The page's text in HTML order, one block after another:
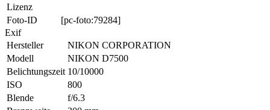
Lizenz
Foto-ID
[pc-foto:79284]
Exif
Hersteller
NIKON CORPORATION
Modell
NIKON D7500
Belichtungszeit 10/10000
ISO
800
Blende
f/6.3